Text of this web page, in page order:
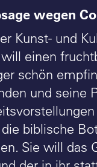
wegen
Kunst- und
einen
schön
und seine
biblische
Sie will das